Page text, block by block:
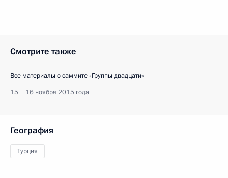
Смотрите также
Все материалы о саммите «Группы двадцати»
15 − 16 ноября 2015 года
География
Турция